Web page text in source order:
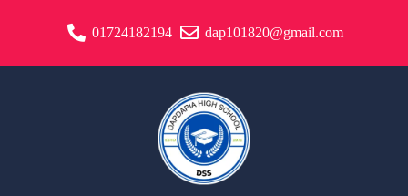
01724182194 dap101820@gmail.com